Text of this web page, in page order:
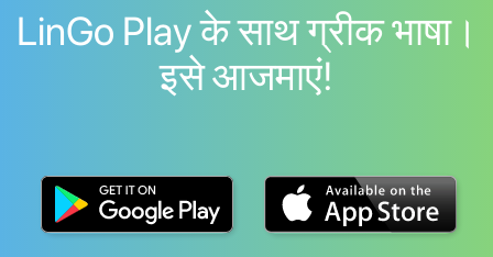
LinGo Play के साथ ग्रीक भाषा।
इसे आजमाएं!